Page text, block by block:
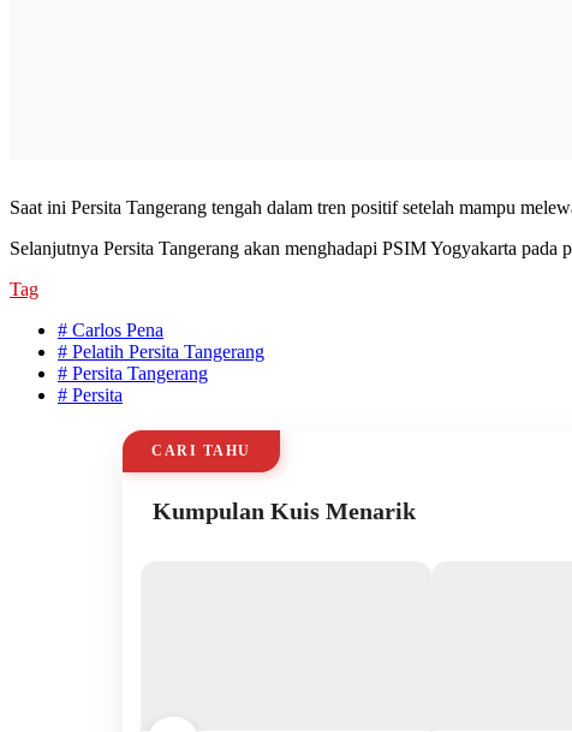
Saat ini Persita Tangerang tengah dalam tren positif setelah mampu
Selanjutnya Persita Tangerang akan menghadapi PSIM Yogyakarta
Tag
# Carlos Pena
# Pelatih Persita Tangerang
# Persita Tangerang
# Persita
CARI TAHU
Kumpulan Kuis Menarik